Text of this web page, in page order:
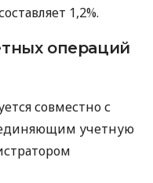
1,2%.
операций
совместно с
учетную